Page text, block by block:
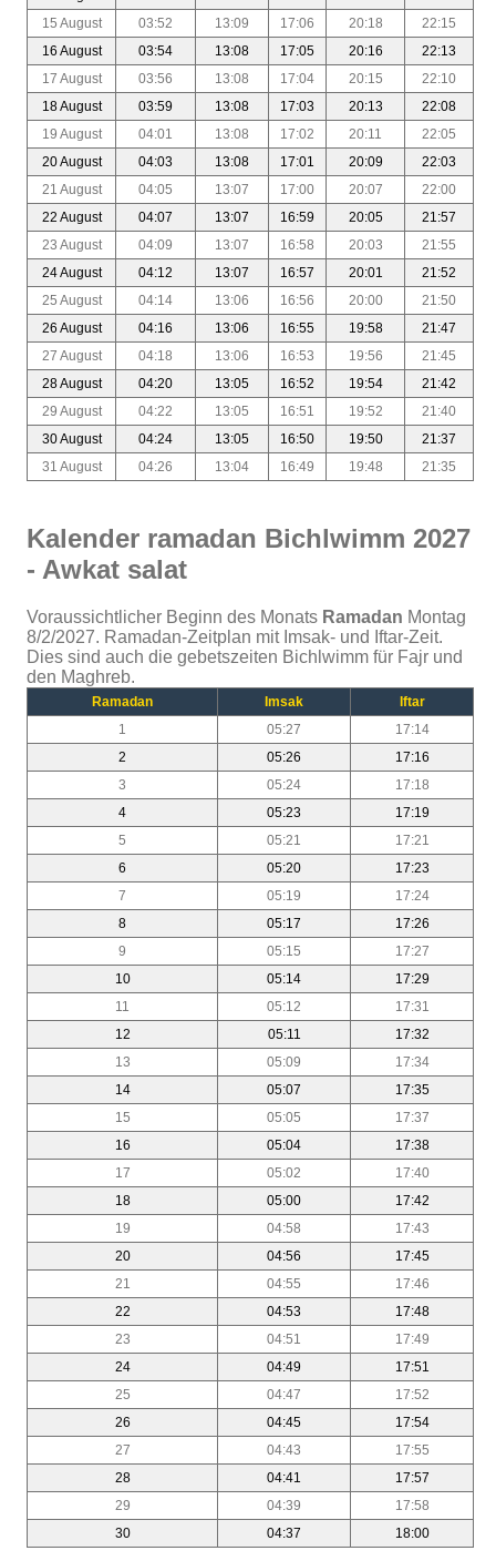
15 August
03:52 13:09 17:06 20:18
22:15
16 August
03:54 13:08 17:05 20:16
22:13
17 August
03:56 13:08 17:04 20:15
22:10
18 August
03:59 13:08 17:03 20:13
22:08
19 August
04:01 13:08 17:02 20:11
22:05
20 August
04:03 13:08 17:01 20:09
22:03
21 August
04:05 13:07 17:00 20:07
22:00
22 August
04:07 13:07 16:59 20:05
21:57
23 August
04:09 13:07 16:58 20:03
21:55
24 August
04:12 13:07 16:57 20:01
21:52
25 August
04:14 13:06 16:56 20:00
21:50
26 August
04:16 13:06 16:55 19:58
21:47
27 August
04:18 13:06 16:53 19:56
21:45
28 August
04:20 13:05 16:52 19:54
21:42
29 August
04:22 13:05 16:51 19:52
21:40
30 August
04:24 13:05 16:50 19:50
21:37
31 August
04:26 13:04 16:49 19:48 21:35
Kalender ramadan Bichlwimm 2027
- Awkat salat
Voraussichtlicher Beginn des Monats Ramadan Montag
8/2/2027. Ramadan-Zeitplan mit Imsak- und Iftar-Zeit.
Dies sind auch die gebetszeiten Bichlwimm für Fajr und
den Maghreb.
Ramadan Imsak
Iftar
1
05:27
17:14
2
05:26
17:16
3
05:24
17:18
4
05:23
17:19
5
05:21
17:21
6
05:20
17:23
7
05:19
17:24
8
05:17
17:26
9
05:15
17:27
10
05:14
17:29
11
05:12
17:31
12
05:11
17:32
13
05:09
17:34
14
05:07
17:35
15
05:05
17:37
16
05:04
17:38
17
05:02
17:40
18
05:00
17:42
19
04:58
17:43
20
04:56
17:45
21
04:55
17:46
22
04:53
17:48
23
04:51
17:49
24
04:49
17:51
25
04:47
17:52
26
04:45
17:54
27
04:43
17:55
28
04:41
17:57
29
04:39
17:58
30
04:37 18:00